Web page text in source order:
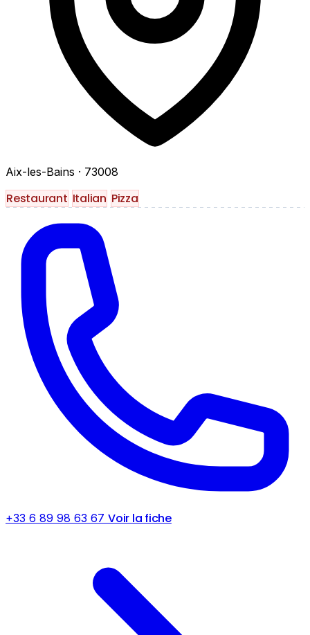
Aix-les-Bains · 73008
Restaurant Italian Pizza
+33 6 89 98 63 67 Voir la fiche